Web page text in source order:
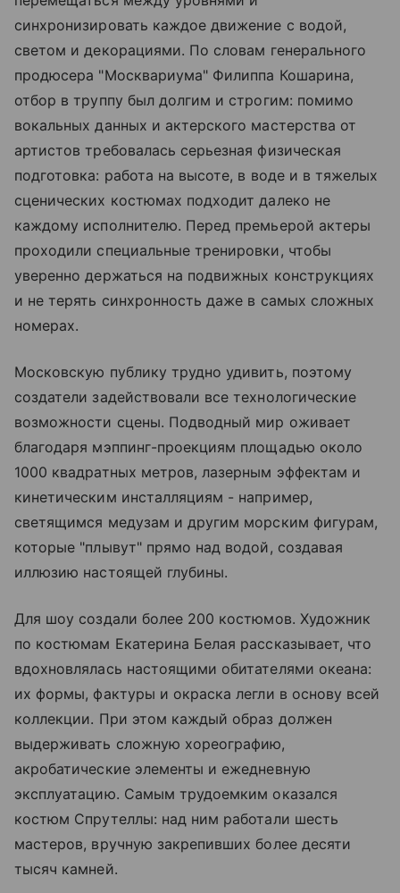
синхронизировать каждое движение с водой,
светом и декорациями. По словам генерального
продюсера "Москвариума" Филиппа Кошарина,
отбор в труппу был долгим и строгим: помимо
вокальных данных и актерского мастерства от
артистов требовалась серьезная физическая
подготовка: работа на высоте, в воде и в тяжелых
сценических костюмах подходит далеко не
каждому исполнителю. Перед премьерой актеры
проходили специальные тренировки, чтобы
уверенно держаться на подвижных конструкциях
и не терять синхронность даже в самых сложных
номерах.
Московскую публику трудно удивить, поэтому
создатели задействовали все технологические
возможности сцены. Подводный мир оживает
благодаря мэппинг-проекциям площадью около
1000 квадратных метров, лазерным эффектам и
кинетическим инсталляциям - например,
светящимся медузам и другим морским фигурам,
которые "плывут" прямо над водой, создавая
иллюзию настоящей глубины.
Для шоу создали более 200 костюмов. Художник
по костюмам Екатерина Белая рассказывает, что
вдохновлялась настоящими обитателями океана:
их формы, фактуры и окраска легли в основу всей
коллекции. При этом каждый образ должен
выдерживать сложную хореографию,
акробатические элементы и ежедневную
эксплуатацию. Самым трудоемким оказался
костюм Спрутеллы: над ним работали шесть
мастеров, вручную закрепивших более десяти
тысяч камней.